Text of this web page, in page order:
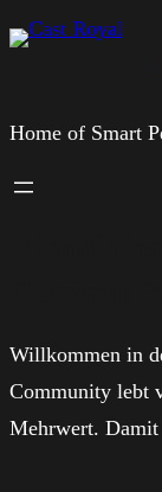
Zum
Home of Smart
Willkommen in
Community lebt
Mehrwert. Damit